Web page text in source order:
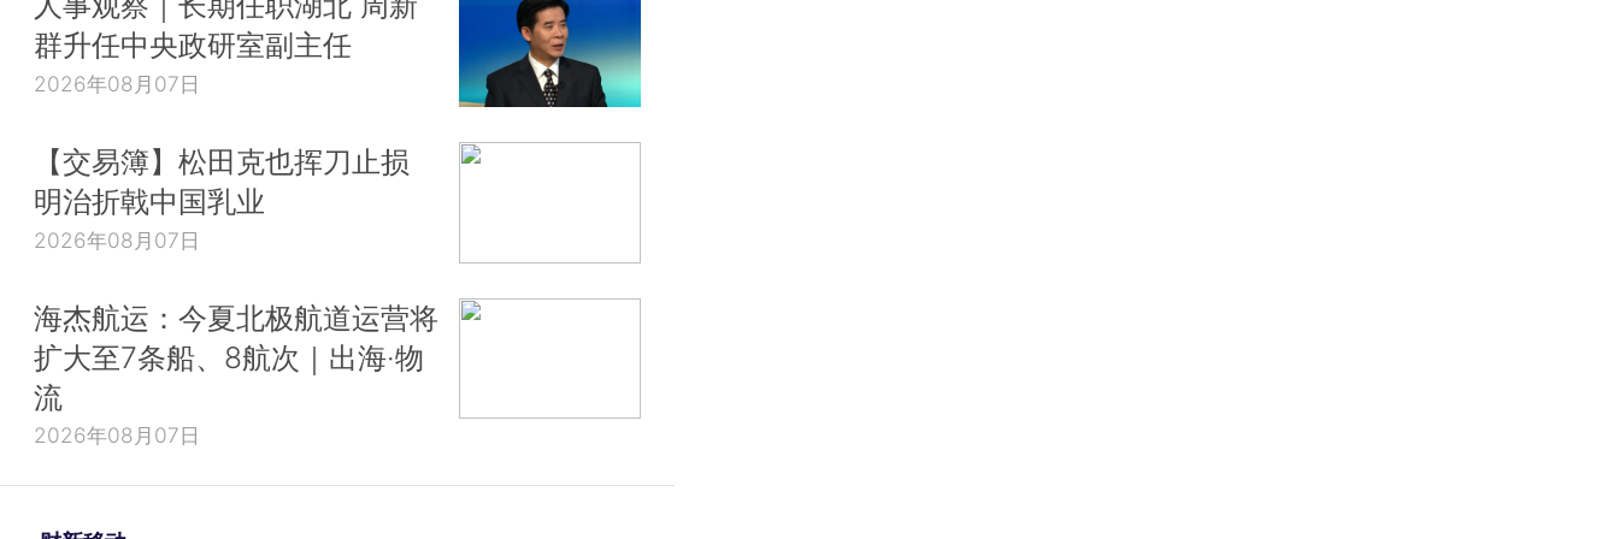
群升任中央政研室副主任
2026年08月07日
【交易簿】松田克也挥刀止损
明治折戟中国乳业
2026年08月07日
海杰航运：今夏北极航道运营将
扩大至7条船、8航次｜出海·物
流
2026年08月07日